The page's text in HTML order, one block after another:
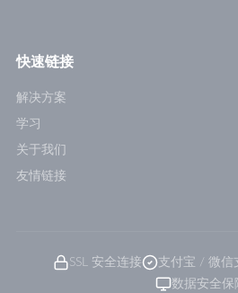
快速链接
解决方案
学习
关于我们
友情链接
SSL 安全连接 支付宝 / 微信
数据安全保